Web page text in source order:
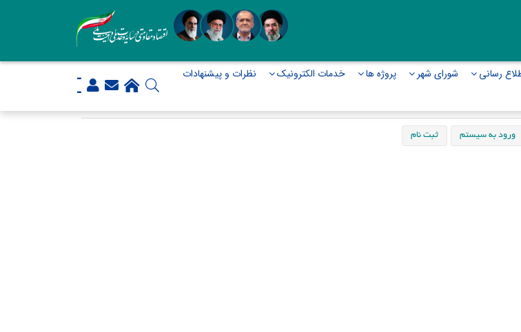
رسانی شورای شهر پروژه ها خدمات الکترونیک
نظرات و پیشنهادات
-
-
ورود به سيستم ثبت نام